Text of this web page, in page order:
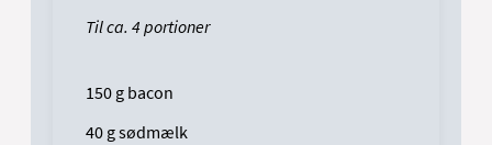
Til ca. 4 portioner
150 g bacon
40 g sødmælk